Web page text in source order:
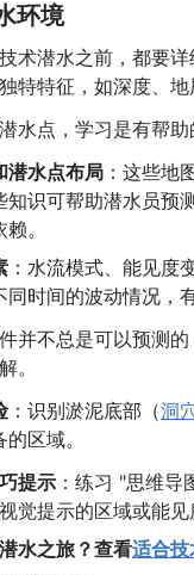
环境
术潜水之前，都要
特特征，如深度、
水点，学习是有帮助
潜水点布局：这些地
知识可帮助潜水员预
。
：水流模式、能见度
同时间的波动情况，
并不总是可以预测
。
：识别淤泥底部（洞
区域。
提示：练习 "思维导
觉提示的区域或能
水之旅？查看适合技